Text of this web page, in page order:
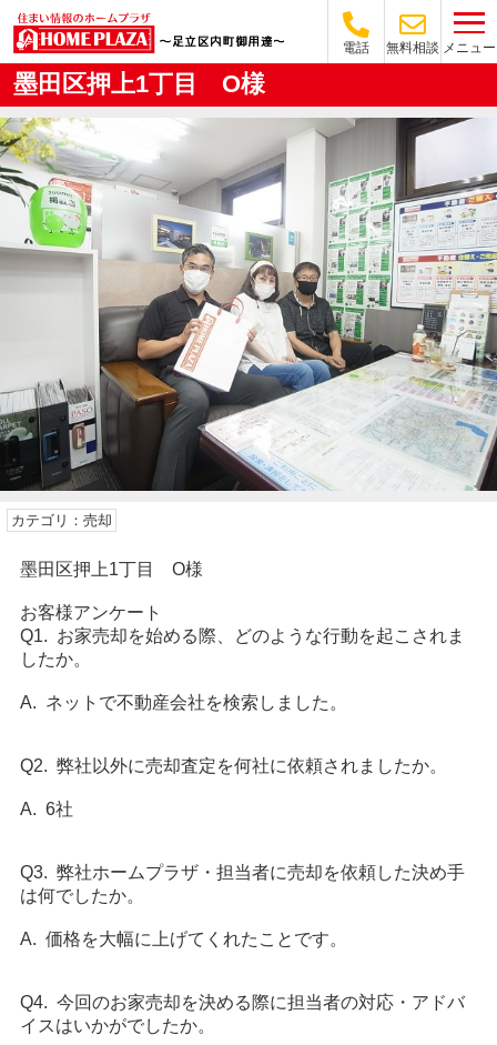
電話 無料相談 メニュー
墨田区押上1丁目 O様
カテゴリ：売却
墨田区押上1丁目 O様
お客様アンケート
Q1. お家売却を始める際、どのような行動を起こされま
したか。
A. ネットで不動産会社を検索しました。
Q2. 弊社以外に売却査定を何社に依頼されましたか。
A. 6社
Q3. 弊社ホームプラザ・担当者に売却を依頼した決め手
は何でしたか。
A. 価格を大幅に上げてくれたことです。
Q4. 今回のお家売却を決める際に担当者の対応・アドバ
イスはいかがでしたか。